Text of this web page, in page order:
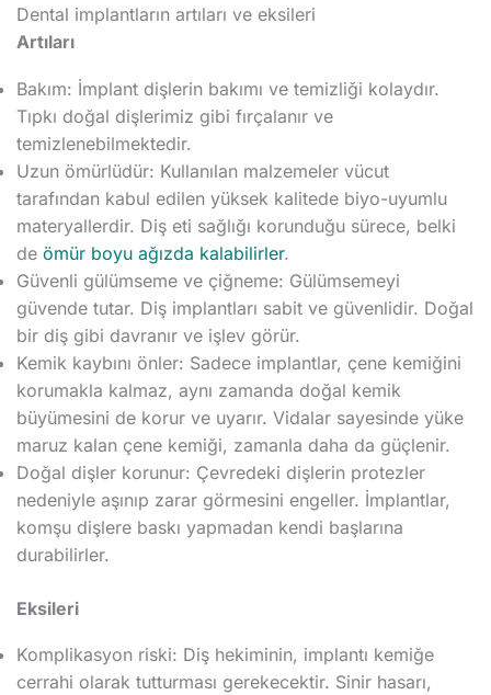
Dental implantların artıları ve eksileri
Artıları
Bakım: İmplant dişlerin bakımı ve temizliği kolaydır.
Tıpkı doğal dişlerimiz gibi fırçalanır ve
temizlenebilmektedir.
Uzun ömürlüdür: Kullanılan malzemeler vücut
tarafından kabul edilen yüksek kalitede biyo-uyumlu
materyallerdir. Diş eti sağlığı korunduğu sürece, belki
de ömür boyu ağızda kalabilirler.
Güvenli gülümseme ve çiğneme: Gülümsemeyi
güvende tutar. Diş implantları sabit ve güvenlidir. Doğal
bir diş gibi davranır ve işlev görür.
Kemik kaybını önler: Sadece implantlar, çene kemiğini
korumakla kalmaz, aynı zamanda doğal kemik
büyümesini de korur ve uyarır. Vidalar sayesinde yüke
maruz kalan çene kemiği, zamanla daha da güçlenir.
Doğal dişler korunur: Çevredeki dişlerin protezler
nedeniyle aşınıp zarar görmesini engeller. İmplantlar,
komşu dişlere baskı yapmadan kendi başlarına
durabilirler.
Eksileri
Komplikasyon riski: Diş hekiminin, implantı kemiğe
cerrahi olarak tutturması gerekecektir. Sinir hasarı,